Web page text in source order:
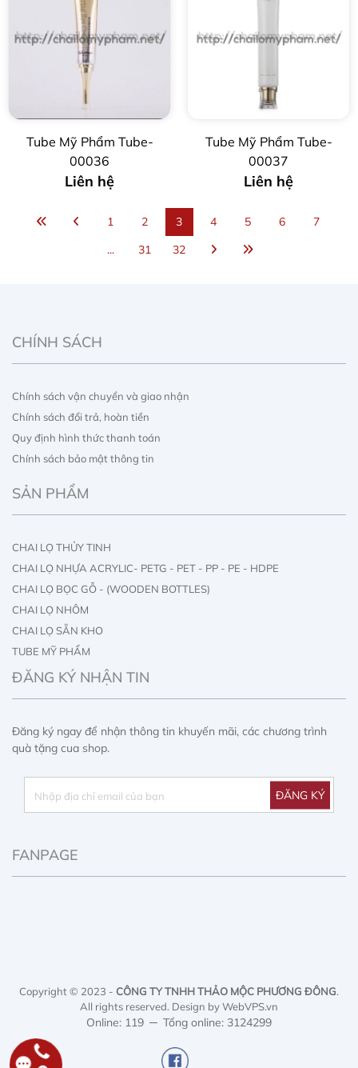
Tube Mỹ Phẩm Tube-
00036
Liên hệ
Tube Mỹ Phẩm Tube-
00037
Liên hệ
1 2 3 4 5 6
7
...
31 32
CHÍNH SÁCH
Chính sách vận chuyển và giao nhận
Chính sách đổi trả, hoàn tiền
Quy định hình thức thanh toán
Chính sách bảo mật thông tin
SẢN PHẨM
CHAI LỌ THỦY TINH
CHAI LỌ NHỰA ACRYLIC- PETG - PET - PP - PE - HDPE
CHAI LỌ BỌC GỖ - (WOODEN BOTTLES)
CHAI LỌ NHÔM
CHAI LỌ SẴN KHO
TUBE MỸ PHẨM
IN ẤN CHAI LỌ
ĐĂNG KÝ NHẬN TIN
Đăng ký ngay để nhận thông tin khuyến mãi, các chương trình
quà tặng cua shop.
FANPAGE
Copyright © 2023 - CÔNG TY TNHH THẢO MỘC PHƯƠNG ĐÔNG.
All rights reserved. Design by WebVPS.vn
Online: 119 Tổng online: 3124299